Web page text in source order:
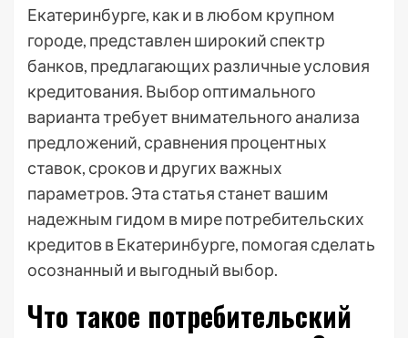
Екатеринбурге, как и в любом крупном
городе, представлен широкий спектр
банков, предлагающих различные условия
кредитования. Выбор оптимального
варианта требует внимательного анализа
предложений, сравнения процентных
ставок, сроков и других важных
параметров. Эта статья станет вашим
надежным гидом в мире потребительских
кредитов в Екатеринбурге, помогая сделать
осознанный и выгодный выбор.
Что такое потребительский